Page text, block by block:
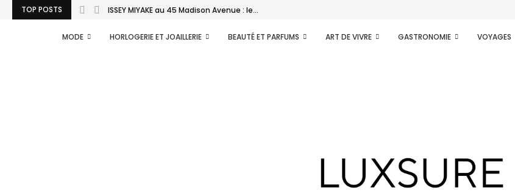
TOP POSTS ISSEY MIYAKE au 45 Madison Avenue : le...
MODE HORLOGERIE ET JOAILLERIE BEAUTÉ ET PARFUMS ART DE VIVRE GASTRONOMIE VOYAGES